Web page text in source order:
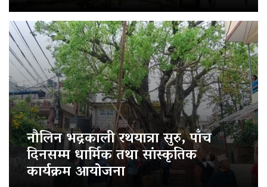
नौलिन भद्रकाली रथयात्रा सुरु, पाँच
दिनसम्म धार्मिक तथा सांस्कृतिक
कार्यक्रम आयोजना